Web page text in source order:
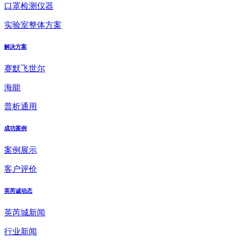
口罩检测仪器
实验室整体方案
解决方案
赛默飞世尔
海能
普析通用
成功案例
案例展示
客户评价
英芮诚动态
英芮城新闻
行业新闻